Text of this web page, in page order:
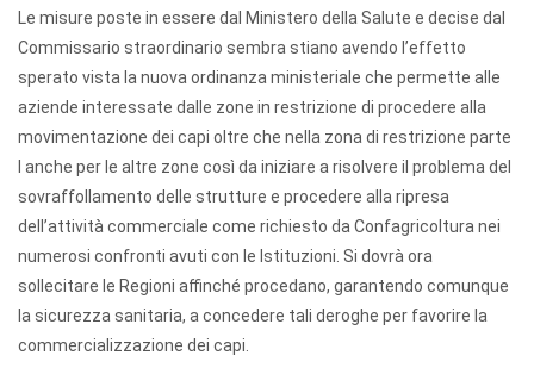
Le misure poste in essere dal Ministero della Salute e decise dal
Commissario straordinario sembra stiano avendo l’effetto
sperato vista la nuova ordinanza ministeriale che permette alle
aziende interessate dalle zone in restrizione di procedere alla
movimentazione dei capi oltre che nella zona di restrizione parte
I anche per le altre zone così da iniziare a risolvere il problema del
sovraffollamento delle strutture e procedere alla ripresa
dell’attività commerciale come richiesto da Confagricoltura nei
numerosi confronti avuti con le Istituzioni. Si dovrà ora
sollecitare le Regioni affinché procedano, garantendo comunque
la sicurezza sanitaria, a concedere tali deroghe per favorire la
commercializzazione dei capi.